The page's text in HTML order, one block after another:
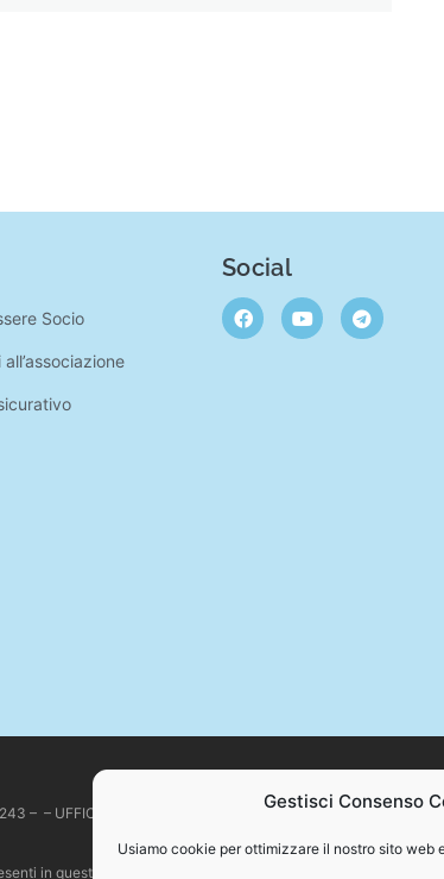
Gestisci Consenso
Usiamo cookie per ottimizzare il nostro sito web
Socio
Social
– – UFFICIO STAMPA +39 328 384 2176 – C.F. 94086870717
in questo sito se non con espresso consenso scritto del